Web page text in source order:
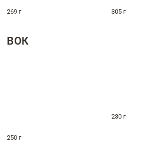
269 г 305 г
ВОК
230 г
250 г